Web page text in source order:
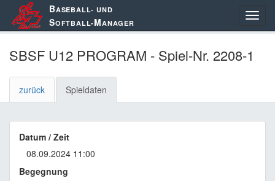
BASEBALL- UND
SOFTBALL-MANAGER
SBSF U12 PROGRAM - Spiel-Nr. 2208-1
zurück Spieldaten
Datum / Zeit
08.09.2024 11:00
Begegnung